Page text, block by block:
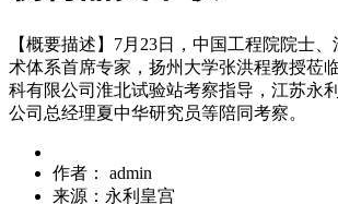
【概要描述】 7月23日，中国工程院院士
术体系首席专家，扬州大学张洪程教授莅
科有限公司淮北试验站考察指导，江苏永
公司总经理夏中华研究员等陪同考察。
作者：
admin
来源： 永利皇宫